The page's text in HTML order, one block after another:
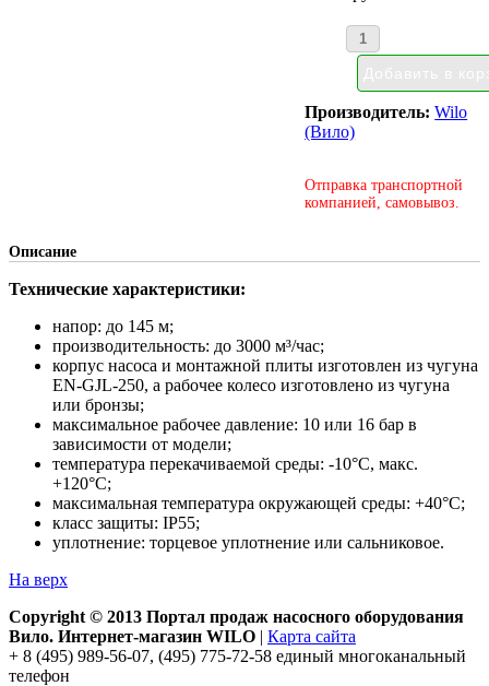
Производитель:Wilo
(Вило)
Отправка транспортной
компанией, самовывоз.
Описание
Технические характеристики:
напор: до 145 м;
производительность: до 3000 м³/час;
корпус насоса и монтажной плиты изготовлен из чугуна
EN-GJL-250, а рабочее колесо изготовлено из чугуна
или бронзы;
максимальное рабочее давление: 10 или 16 бар в
зависимости от модели;
температура перекачиваемой среды: -10°С, макс.
+120°С;
максимальная температура окружающей среды: +40°С;
класс защиты: IP55;
уплотнение: торцевое уплотнение или сальниковое.
На верх
Copyright © 2013 Портал продаж насосного оборудования
Вило. Интернет-магазин WILO | Карта сайта
+ 8 (495) 989-56-07, (495) 775-72-58 единый многоканальный
телефон